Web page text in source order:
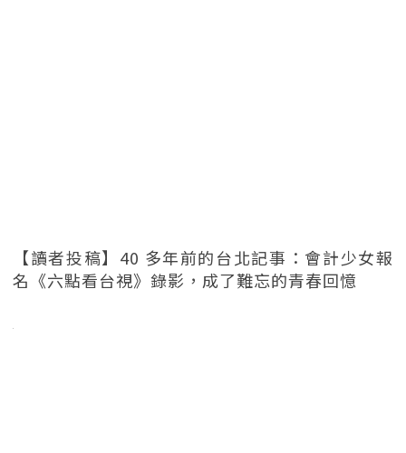
【讀者投稿】40 多年前的台北記事：會計少女報
名《六點看台視》錄影，成了難忘的青春回憶